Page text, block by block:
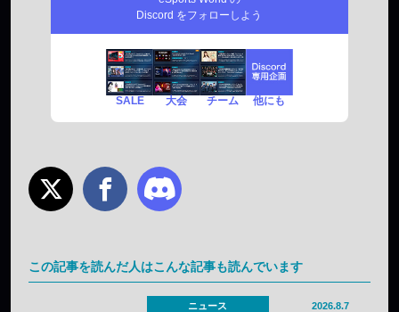
Discord をフォローしよう
SALE 大会 チーム 他にも
この記事を読んだ人はこんな記事も読んでいます
ニュース 2026.8.7